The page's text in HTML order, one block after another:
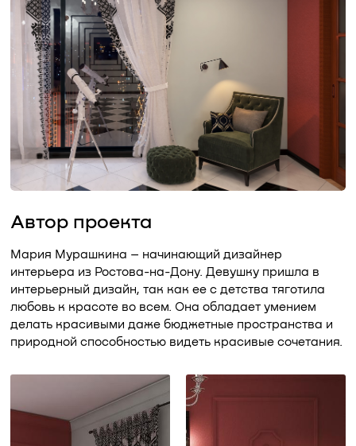
Автор проекта
Мария Мурашкина – начинающий дизайнер
интерьера из Ростова-на-Дону. Девушку пришла в
интерьерный дизайн, так как ее с детства тяготила
любовь к красоте во всем. Она обладает умением
делать красивыми даже бюджетные пространства и
природной способностью видеть красивые сочетания.